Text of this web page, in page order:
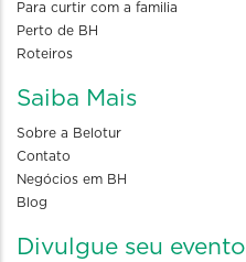
Para curtir com a familia
Perto de BH
Roteiros
Saiba Mais
Sobre a Belotur
Contato
Negócios em BH
Blog
Divulgue seu evento